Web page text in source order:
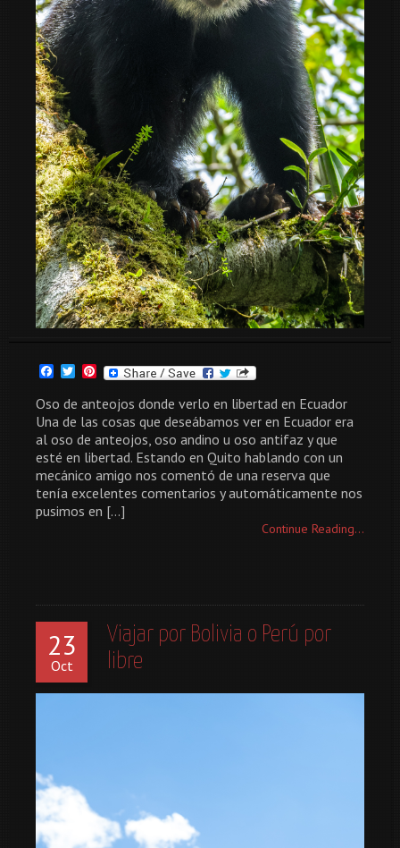
Facebook
TwitterPinterest
Oso de anteojos donde verlo en libertad en Ecuador
Una de las cosas que deseábamos ver en Ecuador era
al oso de anteojos, oso andino u oso antifaz y que
esté en libertad. Estando en Quito hablando con un
mecánico amigo nos comentó de una reserva que
tenía excelentes comentarios y automáticamente nos
pusimos en […]
Continue Reading...
23
Oct
Viajar por Bolivia o Perú por
libre